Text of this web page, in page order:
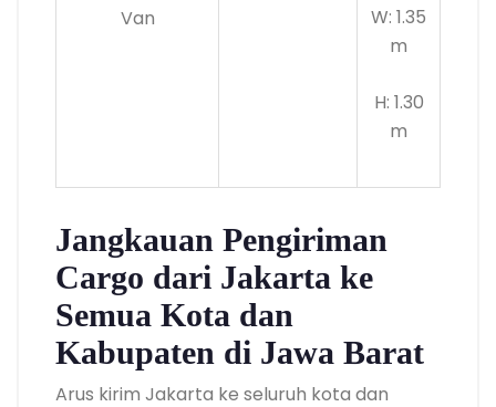
Van
W: 1.35
m
H: 1.30
m
Jangkauan Pengiriman
Cargo dari Jakarta ke
Semua Kota dan
Kabupaten di Jawa Barat
Arus kirim Jakarta ke seluruh kota dan